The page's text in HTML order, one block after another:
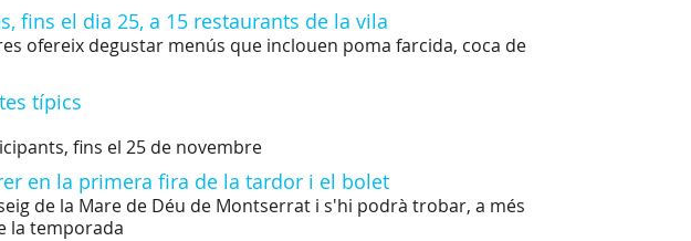
fins el dia 25, a 15 restaurants de la vila
ofereix degustar menús que inclouen poma farcida, coca de
típics
fins el 25 de novembre
en la primera fira de la tardor i el bolet
de la Mare de Déu de Montserrat i s'hi podrà trobar, a més
la temporada